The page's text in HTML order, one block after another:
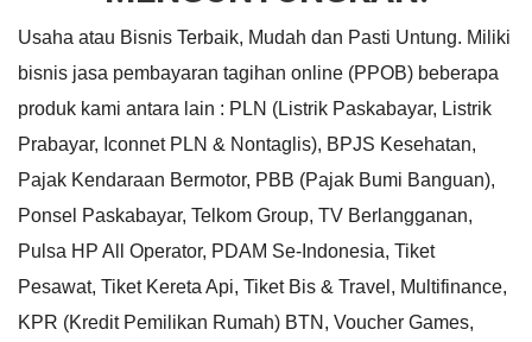
Usaha atau Bisnis Terbaik, Mudah dan Pasti Untung. Miliki
bisnis jasa pembayaran tagihan online (PPOB) beberapa
produk kami antara lain : PLN (Listrik Paskabayar, Listrik
Prabayar, Iconnet PLN & Nontaglis), BPJS Kesehatan,
Pajak Kendaraan Bermotor, PBB (Pajak Bumi Banguan),
Ponsel Paskabayar, Telkom Group, TV Berlangganan,
Pulsa HP All Operator, PDAM Se-Indonesia, Tiket
Pesawat, Tiket Kereta Api, Tiket Bis & Travel, Multifinance,
KPR (Kredit Pemilikan Rumah) BTN, Voucher Games,